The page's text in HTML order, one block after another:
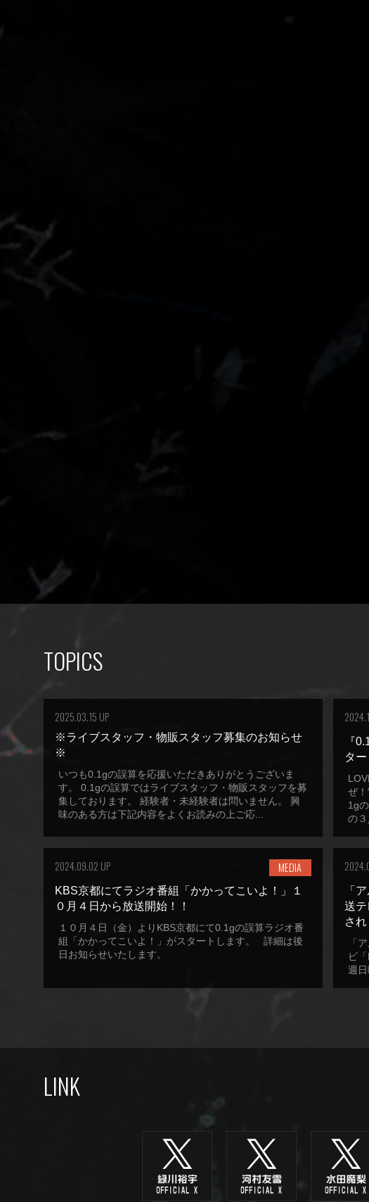
TOPICS
2025.03.15 UP
※ライブスタッフ・物販スタッフ募集のお知らせ
※
いつも0.1gの誤算を応援いただきありがとうございま
す。 0.1gの誤算ではライブスタッフ・物販スタッフを募
集しております。 経験者・未経験者は問いません。 興
味のある方は下記内容をよくお読みの上ご応...
『
ター
ぜ
1g
の
2024.09.02 UP MEDIA
KBS京都にてラジオ番組「かかってこいよ！」１
０月４日から放送開始！！
１０月４日（金）よりKBS京都にて0.1gの誤算ラジオ番
組「かかってこいよ！」がスタートします。 詳細は後
日お知らせいたします。
「
送テ
さ
「
ビ
週
LINK